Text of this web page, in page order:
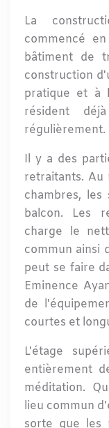
La
commencé
bâtiment de
construction
pratique et à
résident
régulièrement.
Il y a des
retraitants. Au
chambres,
balcon. Les
charge le
commun ainsi
peut se faire
Eminence
de
courtes et
L'étage
entièrement
méditation.
lieu commun
sorte que les